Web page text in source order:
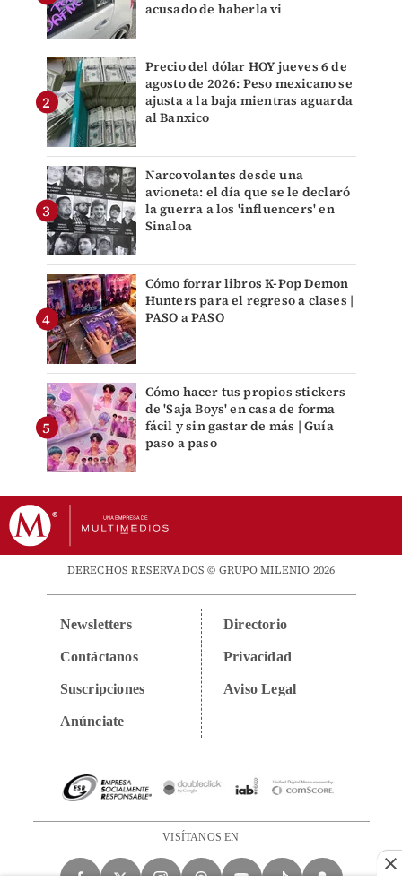
acusado de haberla vi
Precio del dólar HOY jueves 6 de
agosto de 2026: Peso mexicano se
ajusta a la baja mientras aguarda
al Banxico
Narcovolantes desde una
avioneta: el día que se le declaró
la guerra a los 'influencers' en
Sinaloa
Cómo forrar libros K-Pop Demon
Hunters para el regreso a clases |
PASO a PASO
Cómo hacer tus propios stickers
de 'Saja Boys' en casa de forma
fácil y sin gastar de más | Guía
paso a paso
DERECHOS RESERVADOS © GRUPO MILENIO 2026
Newsletters
Contáctanos
Suscripciones
Anúnciate
Directorio
Privacidad
Aviso Legal
VISÍTANOS EN